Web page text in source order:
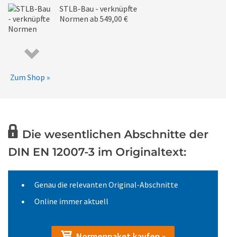
STLB-Bau - verknüpfte
Normen ab 549,00 €
Zum Shop »
Die wesentlichen Abschnitte der
DIN EN 12007-3 im Originaltext:
Genau die relevanten Original-Abschnitte
Online immer aktuell